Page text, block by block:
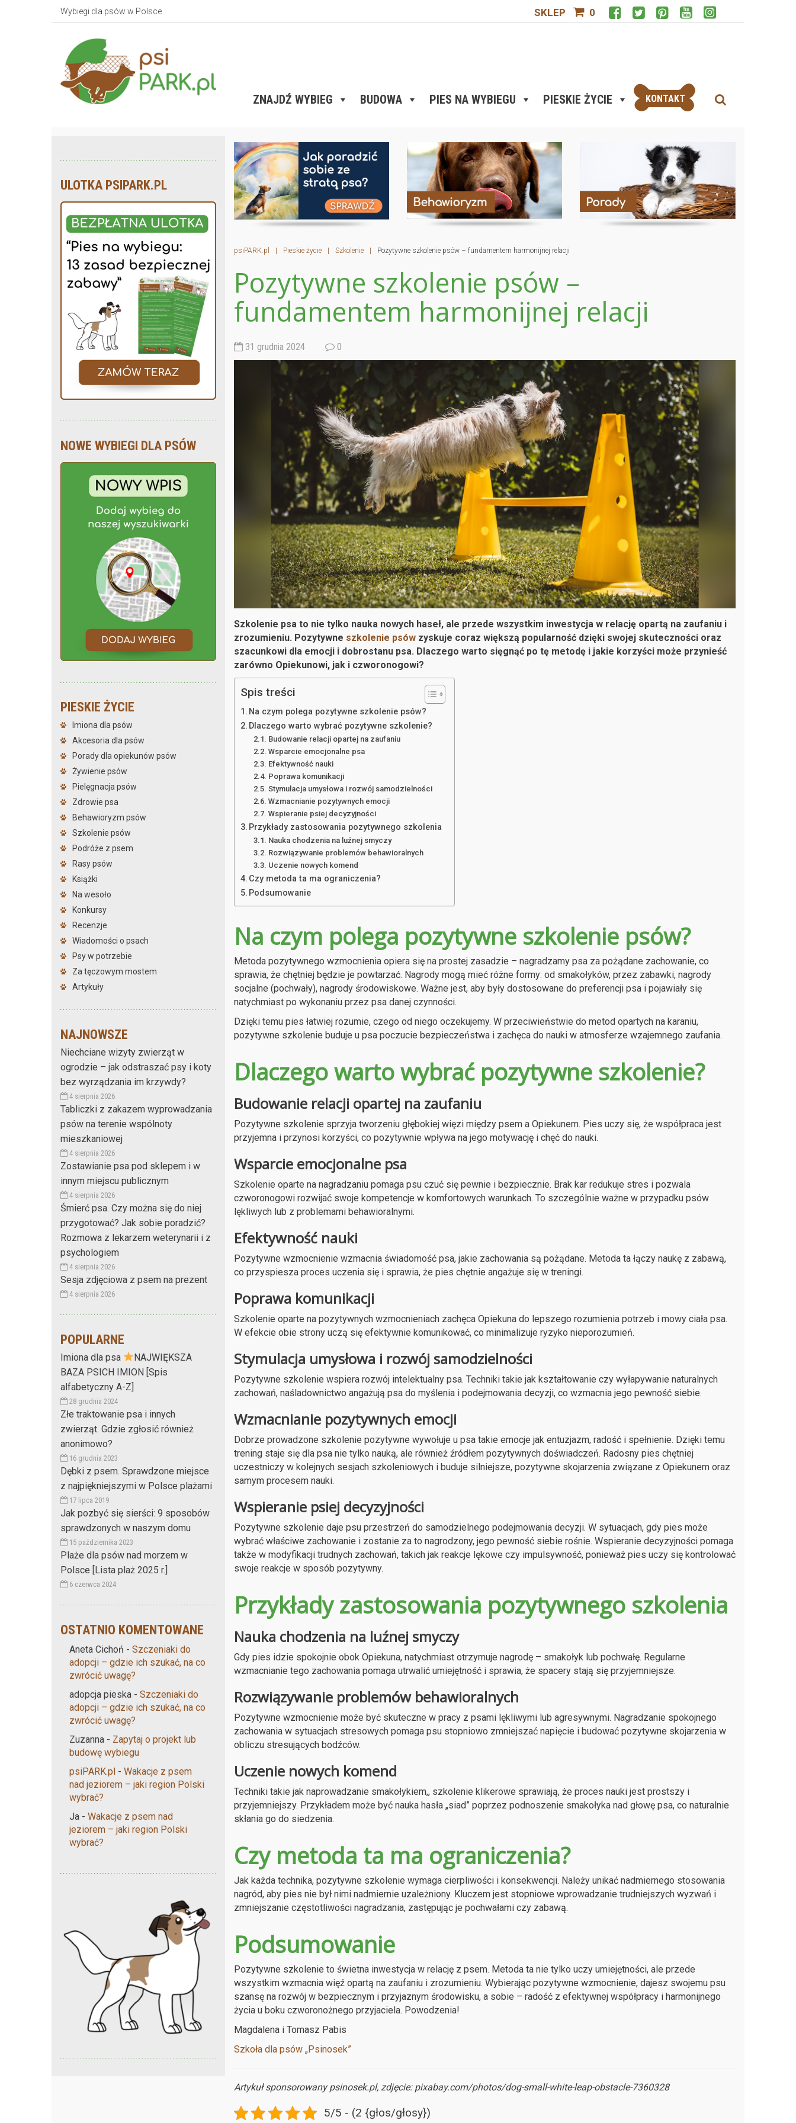
Wybiegi dla psów w Polsce SKLEP 0
ZNAJDŹ WYBIEG BUDOWA PIES NA WYBIEGU PIESKIE ŻYCIE KONTAKT
ULOTKA PSIPARK.PL
NOWE WYBIEGI DLA PSÓW
PIESKIE ŻYCIE
Imiona dla psów
Akcesoria dla psów
Porady dla opiekunów psów
Żywienie psów
Pielęgnacja psów
Zdrowie psa
Behawioryzm psów
Szkolenie psów
Podróże z psem
Rasy psów
Książki
Na wesoło
Konkursy
Recenzje
Wiadomości o psach
Psy w potrzebie
Za tęczowym mostem
Artykuły
NAJNOWSZE
Niechciane wizyty zwierząt w
ogrodzie – jak odstraszać psy i koty
bez wyrządzania im krzywdy?
4 sierpnia 2026
Tabliczki z zakazem wyprowadzania
psów na terenie wspólnoty
mieszkaniowej
4 sierpnia 2026
Zostawianie psa pod sklepem i w
innym miejscu publicznym
4 sierpnia 2026
Śmierć psa. Czy można się do niej
przygotować? Jak sobie poradzić?
Rozmowa z lekarzem weterynarii i z
psychologiem
4 sierpnia 2026
Sesja zdjęciowa z psem na prezent
4 sierpnia 2026
POPULARNE
Imiona dla psa
NAJWIĘKSZA
BAZA PSICH IMION [Spis
alfabetyczny A-Z]
28 grudnia 2024
Złe traktowanie psa i innych
zwierząt. Gdzie zgłosić również
anonimowo?
16 grudnia 2023
Dębki z psem. Sprawdzone miejsce
z najpiękniejszymi w Polsce plażami
17 lipca 2019
Jak pozbyć się sierści: 9 sposobów
sprawdzonych w naszym domu
15 października 2023
Plaże dla psów nad morzem w
Polsce [Lista plaż 2025 r.]
6 czerwca 2024
OSTATNIO KOMENTOWANE
Aneta Cichoń - Szczeniaki do
adopcji – gdzie ich szukać, na co
zwrócić uwagę?
adopcja pieska - Szczeniaki do
adopcji – gdzie ich szukać, na co
zwrócić uwagę?
Zuzanna - Zapytaj o projekt lub
budowę wybiegu
psiPARK.pl - Wakacje z psem
nad jeziorem – jaki region Polski
wybrać?
Ja - Wakacje z psem nad
jeziorem – jaki region Polski
wybrać?
psiPARK.pl Pieskie życie Szkolenie Pozytywne szkolenie psów – fundamentem harmonijnej relacji
Pozytywne szkolenie psów –
fundamentem harmonijnej relacji
31 grudnia 2024 0
Szkolenie psa to nie tylko nauka nowych haseł, ale przede wszystkim inwestycja w relację opartą na zaufaniu i
zrozumieniu. Pozytywne szkolenie psówzyskuje coraz większą popularność dzięki swojej skuteczności oraz
szacunkowi dla emocji i dobrostanu psa. Dlaczego warto sięgnąć po tę metodę i jakie korzyści może przynieść
zarówno Opiekunowi, jak i czworonogowi?
Spis treści
Na czym polega pozytywne szkolenie psów?
Dlaczego warto wybrać pozytywne szkolenie?
Budowanie relacji opartej na zaufaniu
Wsparcie emocjonalne psa
Efektywność nauki
Poprawa komunikacji
Stymulacja umysłowa i rozwój samodzielności
Wzmacnianie pozytywnych emocji
Wspieranie psiej decyzyjności
Przykłady zastosowania pozytywnego szkolenia
Nauka chodzenia na luźnej smyczy
Rozwiązywanie problemów behawioralnych
Uczenie nowych komend
Czy metoda ta ma ograniczenia?
Podsumowanie
Na czym polega pozytywne szkolenie psów?
Metoda pozytywnego wzmocnienia opiera się na prostej zasadzie – nagradzamy psa za pożądane zachowanie, co
sprawia, że chętniej będzie je powtarzać. Nagrody mogą mieć różne formy: od smakołyków, przez zabawki, nagrody
socjalne (pochwały), nagrody środowiskowe. Ważne jest, aby były dostosowane do preferencji psa i pojawiały się
natychmiast po wykonaniu przez psa danej czynności.
Dzięki temu pies łatwiej rozumie, czego od niego oczekujemy. W przeciwieństwie do metod opartych na karaniu,
pozytywne szkolenie buduje u psa poczucie bezpieczeństwa i zachęca do nauki w atmosferze wzajemnego zaufania.
Dlaczego warto wybrać pozytywne szkolenie?
Budowanie relacji opartej na zaufaniu
Pozytywne szkolenie sprzyja tworzeniu głębokiej więzi między psem a Opiekunem. Pies uczy się, że współpraca jest
przyjemna i przynosi korzyści, co pozytywnie wpływa na jego motywację i chęć do nauki.
Wsparcie emocjonalne psa
Szkolenie oparte na nagradzaniu pomaga psu czuć się pewnie i bezpiecznie. Brak kar redukuje stres i pozwala
czworonogowi rozwijać swoje kompetencje w komfortowych warunkach. To szczególnie ważne w przypadku psów
lękliwych lub z problemami behawioralnymi.
Efektywność nauki
Pozytywne wzmocnienie wzmacnia świadomość psa, jakie zachowania są pożądane. Metoda ta łączy naukę z zabawą,
co przyspiesza proces uczenia się i sprawia, że pies chętnie angażuje się w treningi.
Poprawa komunikacji
Szkolenie oparte na pozytywnych wzmocnieniach zachęca Opiekuna do lepszego rozumienia potrzeb i mowy ciała psa.
W efekcie obie strony uczą się efektywnie komunikować, co minimalizuje ryzyko nieporozumień.
Stymulacja umysłowa i rozwój samodzielności
Pozytywne szkolenie wspiera rozwój intelektualny psa. Techniki takie jak kształtowanie czy wyłapywanie naturalnych
zachowań, naśladownictwo angażują psa do myślenia i podejmowania decyzji, co wzmacnia jego pewność siebie.
Wzmacnianie pozytywnych emocji
Dobrze prowadzone szkolenie pozytywne wywołuje u psa takie emocje jak entuzjazm, radość i spełnienie. Dzięki temu
trening staje się dla psa nie tylko nauką, ale również źródłem pozytywnych doświadczeń. Radosny pies chętniej
uczestniczy w kolejnych sesjach szkoleniowych i buduje silniejsze, pozytywne skojarzenia związane z Opiekunem oraz
samym procesem nauki.
Wspieranie psiej decyzyjności
Pozytywne szkolenie daje psu przestrzeń do samodzielnego podejmowania decyzji. W sytuacjach, gdy pies może
wybrać właściwe zachowanie i zostanie za to nagrodzony, jego pewność siebie rośnie. Wspieranie decyzyjności pomaga
także w modyfikacji trudnych zachowań, takich jak reakcje lękowe czy impulsywność, ponieważ pies uczy się kontrolować
swoje reakcje w sposób pozytywny.
Przykłady zastosowania pozytywnego szkolenia
Nauka chodzenia na luźnej smyczy
Gdy pies idzie spokojnie obok Opiekuna, natychmiast otrzymuje nagrodę – smakołyk lub pochwałę. Regularne
wzmacnianie tego zachowania pomaga utrwalić umiejętność i sprawia, że spacery stają się przyjemniejsze.
Rozwiązywanie problemów behawioralnych
Pozytywne wzmocnienie może być skuteczne w pracy z psami lękliwymi lub agresywnymi. Nagradzanie spokojnego
zachowania w sytuacjach stresowych pomaga psu stopniowo zmniejszać napięcie i budować pozytywne skojarzenia w
obliczu stresujących bodźców.
Uczenie nowych komend
Techniki takie jak naprowadzanie smakołykiem,, szkolenie klikerowe sprawiają, że proces nauki jest prostszy i
przyjemniejszy. Przykładem może być nauka hasła „siad” poprzez podnoszenie smakołyka nad głowę psa, co naturalnie
skłania go do siedzenia.
Czy metoda ta ma ograniczenia?
Jak każda technika, pozytywne szkolenie wymaga cierpliwości i konsekwencji. Należy unikać nadmiernego stosowania
nagród, aby pies nie był nimi nadmiernie uzależniony. Kluczem jest stopniowe wprowadzanie trudniejszych wyzwań i
zmniejszanie częstotliwości nagradzania, zastępując je pochwałami czy zabawą.
Podsumowanie
Pozytywne szkolenie to świetna inwestycja w relację z psem. Metoda ta nie tylko uczy umiejętności, ale przede
wszystkim wzmacnia więź opartą na zaufaniu i zrozumieniu. Wybierając pozytywne wzmocnienie, dajesz swojemu psu
szansę na rozwój w bezpiecznym i przyjaznym środowisku, a sobie – radość z efektywnej współpracy i harmonijnego
życia u boku czworonożnego przyjaciela. Powodzenia!
Magdalena i Tomasz Pabis
Szkoła dla psów „Psinosek”
Artykuł sponsorowany psinosek.pl, zdjęcie: pixabay.com/photos/dog-small-white-leap-obstacle-7360328
5/5 - (2 {głos/głosy})